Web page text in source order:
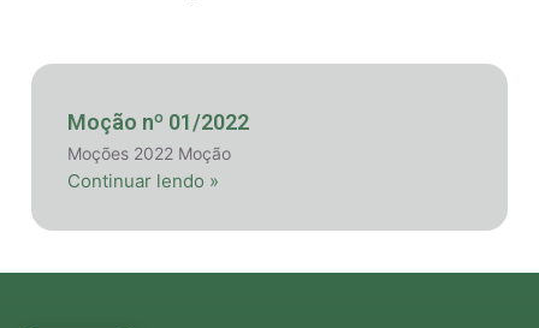
Moção nº 01/2022
Moções 2022 Moção
Continuar lendo »